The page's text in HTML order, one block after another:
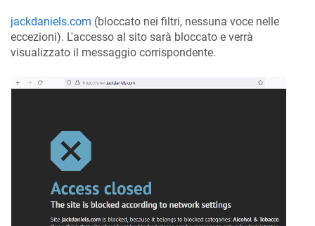
jackdaniels.com (bloccato nei filtri, nessuna voce nelle
eccezioni). L'accesso al sito sarà bloccato e verrà
visualizzato il messaggio corrispondente.